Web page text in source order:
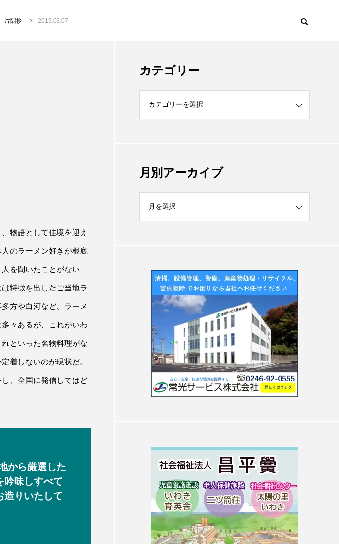
片隅抄 2019.03.07
物語として佳境を迎え
のラーメン好きが根底
を聞いたことがない
特徴を出したご当地ラ
方や白河など、ラーメ
々あるが、これがいわ
といった名物料理がな
着しないのが現状だ。
、全国に発信してはど
から厳選した
吟味しすべて
造りいたして
カテゴリー
月別アーカイブ